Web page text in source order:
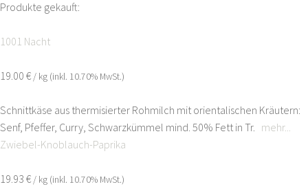
Produkte gekauft:
1001 Nacht
19.00 € / kg (inkl. 10.70% MwSt.)
Schnittkäse aus thermisierter Rohmilch mit orientalischen Kräutern:
Senf, Pfeffer, Curry, Schwarzkümmel mind. 50% Fett in Tr. mehr...
Zwiebel-Knoblauch-Paprika
19.93 € / kg (inkl. 10.70% MwSt.)